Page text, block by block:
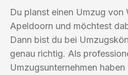
Du planst einen Umzug von
Apeldoorn und möchtest
Dann bist du bei
genau richtig. Als
Umzugsunternehmen